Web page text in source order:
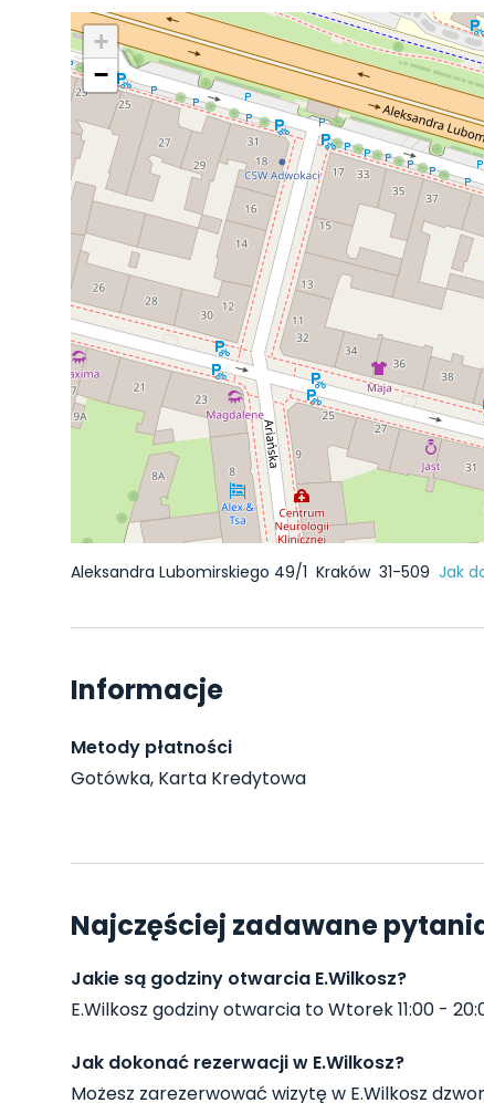
+
−
Aleksandra Lubomirskiego 49/1 Kraków 31-509 Jak
Informacje
Metody płatności
Gotówka, Karta Kredytowa
Najczęściej zadawane
Jakie są godziny otwarcia E.Wilkosz?
E.Wilkosz godziny otwarcia to Wtorek 11:00 -
Jak dokonać rezerwacji w E.Wilkosz?
Możesz zarezerwować wizytę w E.Wilkosz